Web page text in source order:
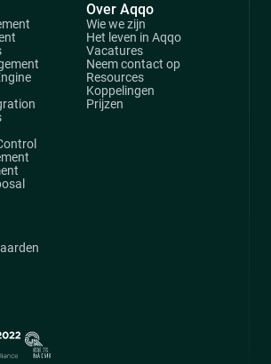
Over Aqqo
Wie we zijn
Het leven in Aqqo
Vacatures
Neem contact op
Resources
Koppelingen
Prijzen